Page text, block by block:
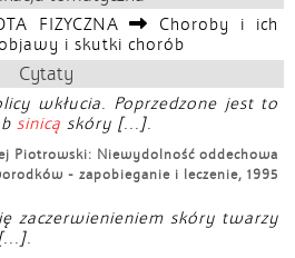
FIZYCZNA
Choroby i ich
i skutki chorób
Cytaty
wkłucia. Poprzedzone jest to
sinicą skóry [...].
Piotrowski: Niewydolność oddechowa
- zapobieganie i leczenie, 1995
zaczerwienieniem skóry twarzy